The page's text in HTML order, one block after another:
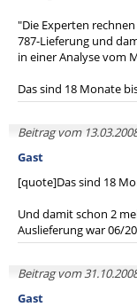
"Die Experten
787-Lieferung und
in einer Analyse vom
Das sind 18 Monate
Beitrag vom
Gast
[quote]Das sind 18
Und damit schon 2
Auslieferung war 06/
Beitrag vom
Gast